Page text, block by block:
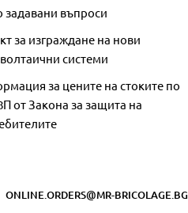
задавани въпроси
за изграждане на нови
системи
за цените на стоките по
от Закона за защита на
ONLINE.ORDERS@MR-BRICOLAGE.BG